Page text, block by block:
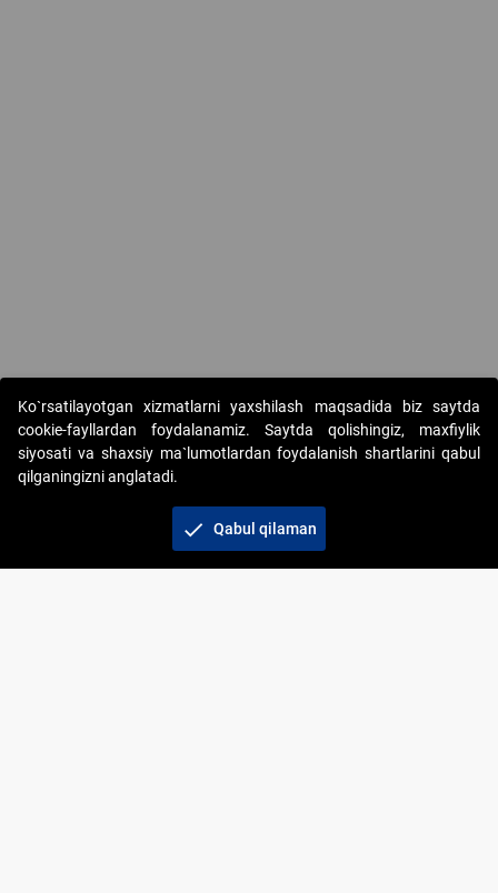
Copyright © 2017-2026. "Elektron onlayn-auksionlarni
tashkil etish" AJ. Barcha huquqlar himoyalangan
Ko`rsatilayotgan xizmatlarni yaxshilash maqsadida biz saytda
cookie-fayllardan foydalanamiz. Saytda qolishingiz, maxfiylik
siyosati va shaxsiy ma`lumotlardan foydalanish shartlarini qabul
qilganingizni anglatadi.
check Qabul qilaman